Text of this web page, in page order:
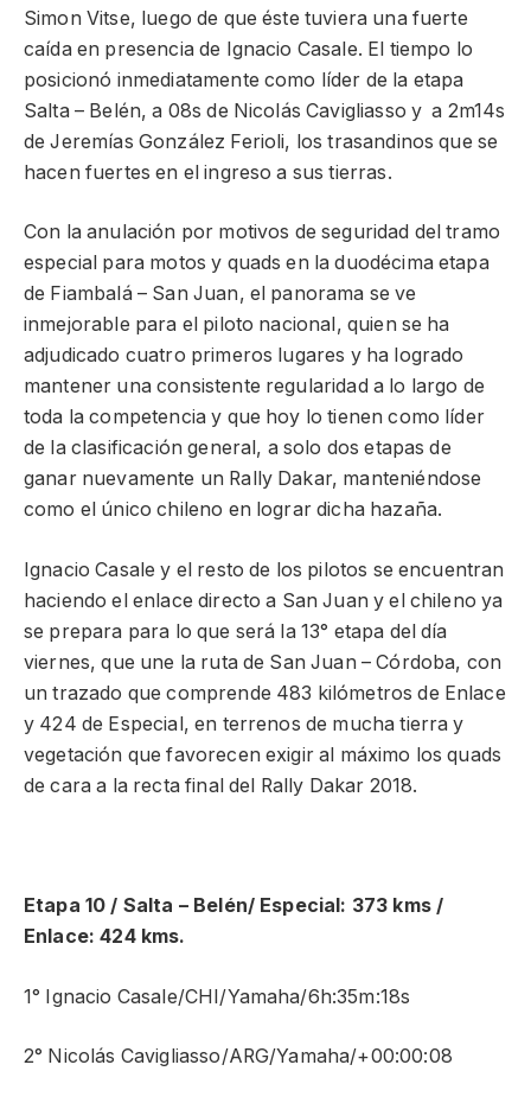
Simon Vitse, luego de que éste tuviera una fuerte
caída en presencia de Ignacio Casale. El tiempo lo
posicionó inmediatamente como líder de la etapa
Salta – Belén, a 08s de Nicolás Cavigliasso y a 2m14s
de Jeremías González Ferioli, los trasandinos que se
hacen fuertes en el ingreso a sus tierras.
Con la anulación por motivos de seguridad del tramo
especial para motos y quads en la duodécima etapa
de Fiambalá – San Juan, el panorama se ve
inmejorable para el piloto nacional, quien se ha
adjudicado cuatro primeros lugares y ha logrado
mantener una consistente regularidad a lo largo de
toda la competencia y que hoy lo tienen como líder
de la clasificación general, a solo dos etapas de
ganar nuevamente un Rally Dakar, manteniéndose
como el único chileno en lograr dicha hazaña.
Ignacio Casale y el resto de los pilotos se encuentran
haciendo el enlace directo a San Juan y el chileno ya
se prepara para lo que será la 13° etapa del día
viernes, que une la ruta de San Juan – Córdoba, con
un trazado que comprende 483 kilómetros de Enlace
y 424 de Especial, en terrenos de mucha tierra y
vegetación que favorecen exigir al máximo los quads
de cara a la recta final del Rally Dakar 2018.
Etapa 10 / Salta – Belén/ Especial: 373 kms /
Enlace: 424 kms.
1° Ignacio Casale/CHI/Yamaha/6h:35m:18s
2° Nicolás Cavigliasso/ARG/Yamaha/+00:00:08